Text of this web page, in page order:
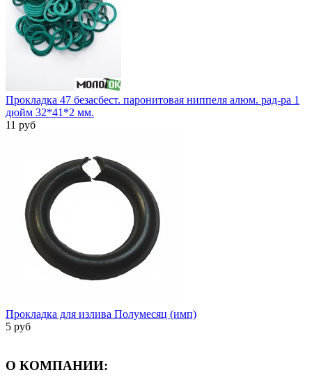
Прокладка 47 безасбест. паронитовая ниппеля алюм. рад-ра 1
дюйм 32*41*2 мм.
11 руб
Прокладка для излива Полумесяц (имп)
5 руб
О КОМПАНИИ: